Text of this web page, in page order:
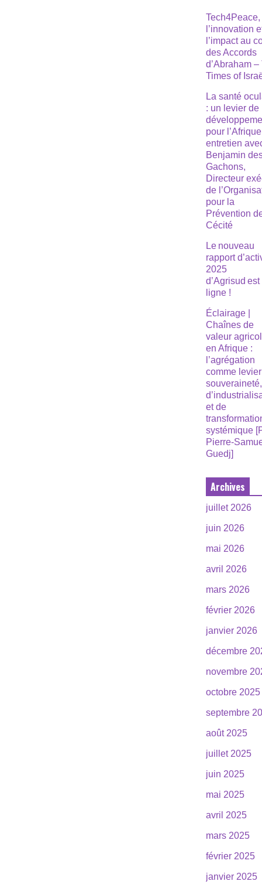
Tech4Peace,
l’innovation
l’impact au
des Accords
d’Abraham –
Times of
La santé
: un levier de
pour
entretien
Benjamin
Gachons,
Directeur
de
pour la
Prévention
Cécité
Le nouveau
rapport
2025
d’Agrisud
ligne !
Éclairage |
Chaînes de
valeur
en Afrique :
l’agrégation
comme
souveraineté,
et de
systémique
Pierre-
Guedj]
Archives
juillet 2026
juin 2026
mai 2026
avril 2026
mars 2026
février 2026
janvier 2026
décembre
novembre
octobre 2025
septembre
août 2025
juillet 2025
juin 2025
mai 2025
avril 2025
mars 2025
février 2025
janvier 2025